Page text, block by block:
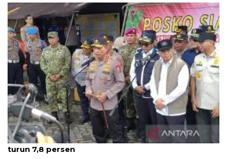
Kapolri: Puncak arus balik terlewati, kecelakaan
turun 7,8 persen